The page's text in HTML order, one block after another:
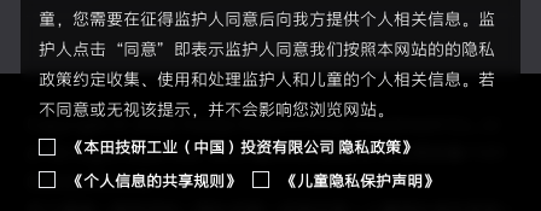
童，您需要在征得监护人同意后向我方提供个人相关信息。监
护人点击“同意”即表示监护人同意我们按照本网站的的隐私
政策约定收集、使用和处理监护人和儿童的个人相关信息。若
不同意或无视该提示，并不会影响您浏览网站。
《本田技研工业（中国）投资有限公司 隐私政策》
《个人信息的共享规则》
《儿童隐私保护声明》
Copyright © 2026 Honda Motor(China) Investment Co., Lt
d. All Right Reserved.京ICP备05023886号 京公网安备1101
0502034595号
F1®赛事